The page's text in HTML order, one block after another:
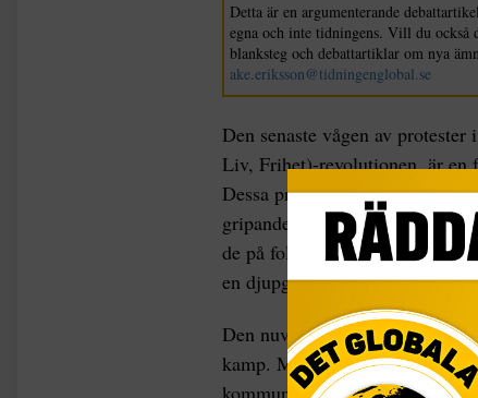
Detta är en argumenterande
egna och inte tidningens. Vill du
blanksteg och debattartiklar om nya
ake.eriksson@tidningenglobal.se
Den senaste vågen av
Liv, Frihet)-revolutionen, är en
Dessa protester har mötts med
gripanden, avstängning av
de på folkets kollektiva
en djupgående och historisk
Den nuvarande situationen
kamp. Målinriktade massakrer